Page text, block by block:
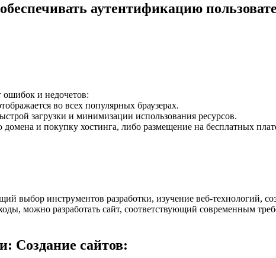
аутентификацию
ошибок и недочетов:
во всех популярных браузерах.
загрузки и минимизации использования ресурсов.
и покупку хостинга, либо размещение на бесплатных
выбор инструментов разработки, изучение веб-технологий,
можно разработать сайт, соответствующий современным
Создание сайтов: